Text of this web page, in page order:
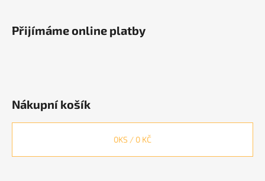
Přijímáme online platby
Nákupní košík
0KS / 0 KČ